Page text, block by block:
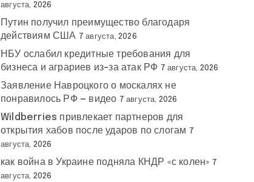
августа, 2026
Путин получил преимущество благодаря
действиям США 7 августа, 2026
НБУ ослабил кредитные требования для
бизнеса и аграриев из-за атак РФ 7 августа, 2026
Заявление Навроцкого о москалях не
понравилось РФ — видео 7 августа, 2026
Wildberries привлекает партнеров для
открытия хабов после ударов по слогам 7
августа, 2026
как война в Украине подняла КНДР «с колен» 7
августа, 2026